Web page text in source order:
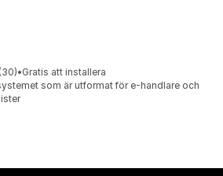
5 stjärnor
totalt
•Gratis att installera
som är utformat för e-handlare och